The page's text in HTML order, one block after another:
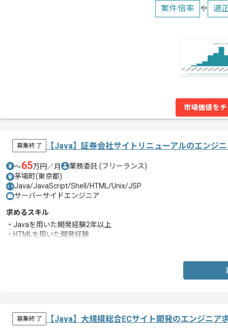
案件倍率 や 適
市場価値を
募集終了 【Java】証券会社サイトリニューアルのエンジ
〜65万円／月 業務委託 (フリーランス)
茅場町(東京都)
Java/JavaScript/Shell/HTML/Unix/JSP
サーバーサイドエンジニア
求めるスキル
・Javaを用いた開発経験2年以上
・HTMLを用いた開発経験
募集終了 【Java】大規模総合ECサイト開発のエンジニア